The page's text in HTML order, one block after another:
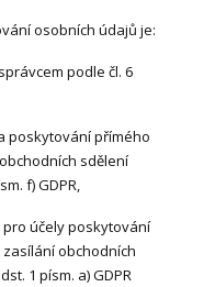
osobních údajů je:
podle čl. 6
přímého
sdělení
f) GDPR,
účely poskytování
obchodních
1 písm. a) GDPR